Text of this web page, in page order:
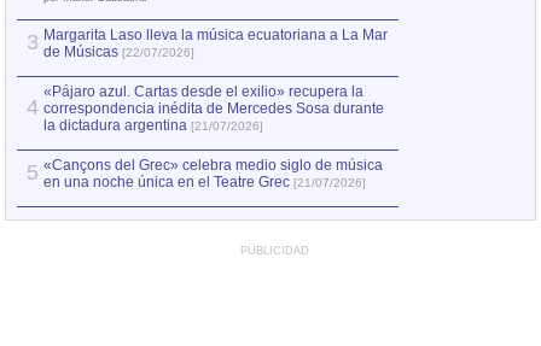
3 Margarita Laso lleva la música ecuatoriana a La Mar
de Músicas [22/07/2026]
4
«Pájaro azul. Cartas desde el exilio» recupera la
correspondencia inédita de Mercedes Sosa durante
la dictadura argentina [21/07/2026]
5 «Cançons del Grec» celebra medio siglo de música
en una noche única en el Teatre Grec [21/07/2026]
PUBLICIDAD